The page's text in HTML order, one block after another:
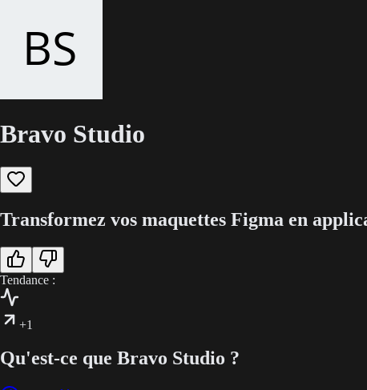
Bravo Studio
Transformez vos maquettes Figma en
Tendance :
+1
Qu'est-ce que Bravo Studio ?